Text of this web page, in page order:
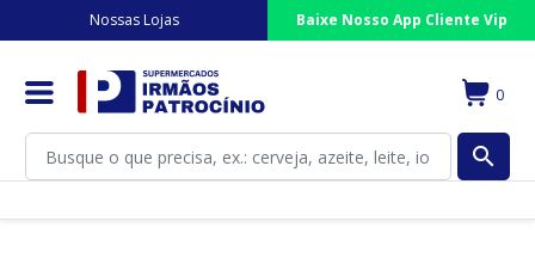
Nossas Lojas Baixe Nosso App Cliente Vip
0
search